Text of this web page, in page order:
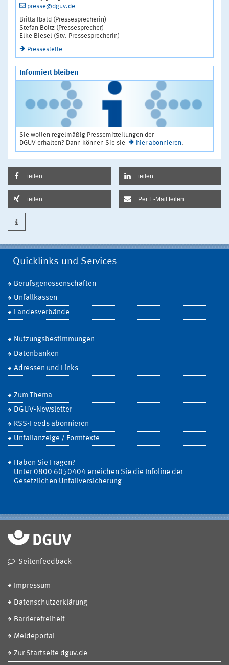
presse@dguv.de
Britta Ibald (Pressesprecherin)
Stefan Boltz (Pressesprecher)
Elke Biesel (Stv. Pressesprecherin)
Pressestelle
Informiert bleiben
Sie wollen regelmäßig Pressemitteilungen der
DGUV erhalten? Dann können Sie sie
hier abonnieren.
teilen teilen
teilen Per E-Mail teilen
Quicklinks und Services
Berufsgenossenschaften
Unfallkassen
Landesverbände
Nutzungsbestimmungen
Datenbanken
Adressen und Links
Zum Thema
DGUV-Newsletter
RSS-Feeds abonnieren
Unfallanzeige / Formtexte
Haben Sie Fragen?
Unter 0800 6050404 erreichen Sie die Infoline der
Gesetzlichen Unfallversicherung
Seitenfeedback
Impressum
Datenschutzerklärung
Barrierefreiheit
Meldeportal
Zur Startseite dguv.de